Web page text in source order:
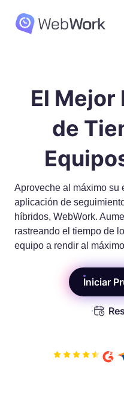
El Mejor
de
Aproveche al máximo su
aplicación de
híbridos, WebWork.
rastreando el tiempo de
equipo a rendir al
Iniciar